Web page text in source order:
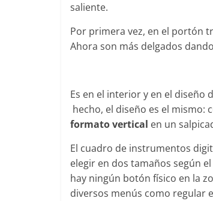
saliente.
Por primera vez, en el portón
Ahora son más delgados
Es en el interior y en el diseño
hecho, el diseño es el
formato vertical en un
El cuadro de instrumentos
elegir en dos tamaños según
hay ningún botón físico en la
diversos menús como regular
Seguridad
seguridad
31 de mayo de 2022 mospotter84 0